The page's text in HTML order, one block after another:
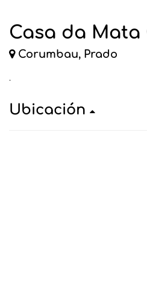
Casa da Mata
Corumbau, Prado
.
Ubicación